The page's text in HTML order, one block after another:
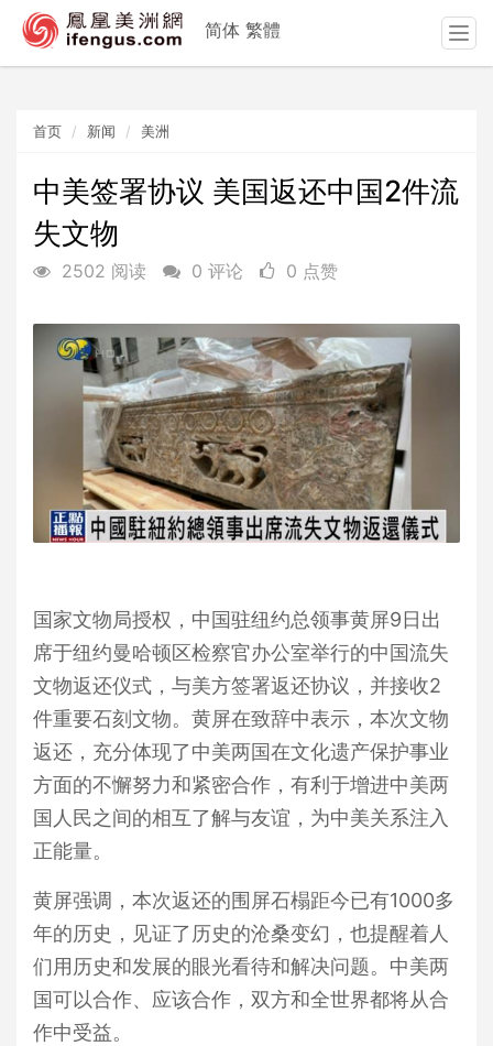
首页 新闻 美洲
中美签署协议 美国返还中国2件流
失文物
2502 阅读 0 评论 0 点赞
国家文物局授权，中国驻纽约总领事黄屏9日出
席于纽约曼哈顿区检察官办公室举行的中国流失
文物返还仪式，与美方签署返还协议，并接收2
件重要石刻文物。黄屏在致辞中表示，本次文物
返还，充分体现了中美两国在文化遗产保护事业
方面的不懈努力和紧密合作，有利于增进中美两
国人民之间的相互了解与友谊，为中美关系注入
正能量。
黄屏强调，本次返还的围屏石榻距今已有1000多
年的历史，见证了历史的沧桑变幻，也提醒着人
们用历史和发展的眼光看待和解决问题。中美两
国可以合作、应该合作，双方和全世界都将从合
作中受益。
简体 繁體
T
o
n
a
t